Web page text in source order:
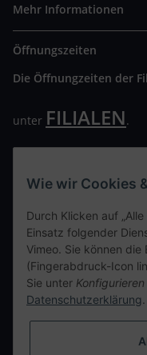
Mehr Informationen
Öffnungszeiten
Die Öffnungzeiten der
unter FILIALEN.
Wir freuen uns auf
Kontaktdaten
tweet
teilen
Wie wir Cookies
Durch Klicken auf
Einsatz folgender
Vimeo. Sie können
(Fingerabdruck-Icon
Sie unter Konfigurieren
Datenschutzerklärung.